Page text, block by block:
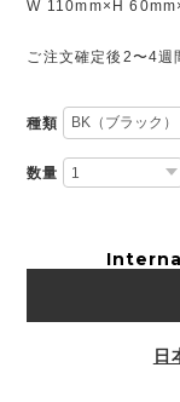
W 110mm×H
ご注文確定後2〜4週
種類
数量
日